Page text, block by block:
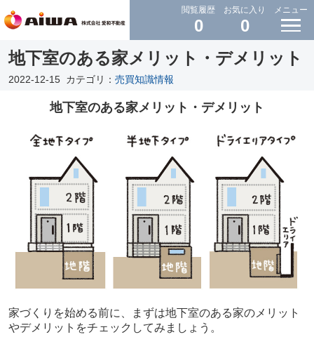
閲覧履歴
0
お気に入り
0
メニュー
地下室のある家メリット・デメリット
2022-12-15 カテゴリ： 売買知識情報
地下室のある家メリット・デメリット
家づくりを始める前に、まずは地下室のある家のメリット
やデメリットをチェックしてみましょう。